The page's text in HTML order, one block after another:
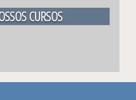
CURSOS